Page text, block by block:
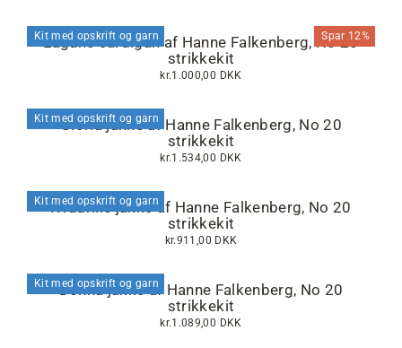
Kit med opskrift og garn Spar 12%
Lagune cardigan af Hanne Falkenberg, No 20
strikkekit
kr.1.000,00 DKK
Kit med opskrift og garn
Gloria jakke af Hanne Falkenberg, No 20
strikkekit
kr.1.534,00 DKK
Kit med opskrift og garn
Kvadrille jakke af Hanne Falkenberg, No 20
strikkekit
kr.911,00 DKK
Kit med opskrift og garn
Donna jakke af Hanne Falkenberg, No 20
strikkekit
kr.1.089,00 DKK